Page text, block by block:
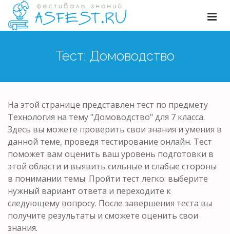
Тест: Домоводство
На этой странице представлен тест по предмету
Технология на тему "Домоводство" для 7 класса.
Здесь вы можете проверить свои знания и умения в
данной теме, проведя тестирование онлайн. Тест
поможет вам оценить ваш уровень подготовки в
этой области и выявить сильные и слабые стороны
в понимании темы. Пройти тест легко: выберите
нужный вариант ответа и переходите к
следующему вопросу. После завершения теста вы
получите результаты и сможете оценить свои
знания.